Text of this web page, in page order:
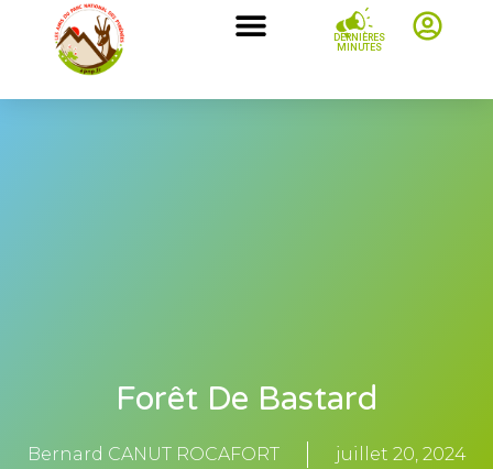
DERNIÈRES
MINUTES
Forêt De Bastard
Bernard CANUT ROCAFORT juillet 20, 2024